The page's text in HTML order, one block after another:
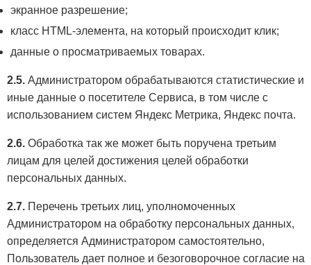
экранное разрешение;
класс HTML-элемента, на который происходит клик;
данные о просматриваемых товарах.
2.5. Администратором обрабатываются статистические и
иные данные о посетителе Сервиса, в том числе с
использованием систем Яндекс Метрика, Яндекс почта.
2.6. Обработка так же может быть поручена третьим
лицам для целей достижения целей обработки
персональных данных.
2.7. Перечень третьих лиц, уполномоченных
Администратором на обработку персональных данных,
определяется Администратором самостоятельно,
Пользователь дает полное и безоговорочное согласие на